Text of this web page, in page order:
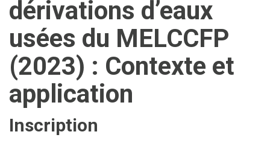
dérivations d’eaux
usées du MELCCFP
(2023) : Contexte et
application
Inscription